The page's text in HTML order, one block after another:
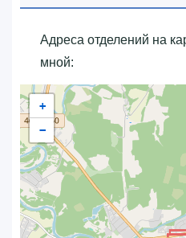
Адреса отделений на
мной:
+
−